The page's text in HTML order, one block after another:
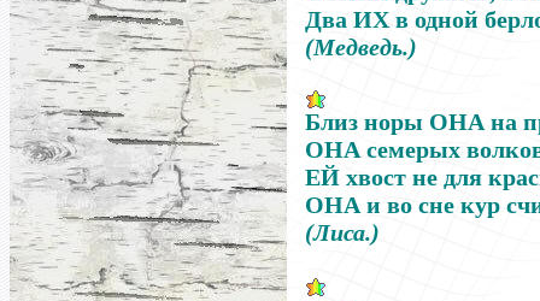
Два ИХ в одной
(Медведь.)
Близ норы ОНА на
ОНА семерых
ЕЙ хвост не для
ОНА и во сне кур
(Лиса.)